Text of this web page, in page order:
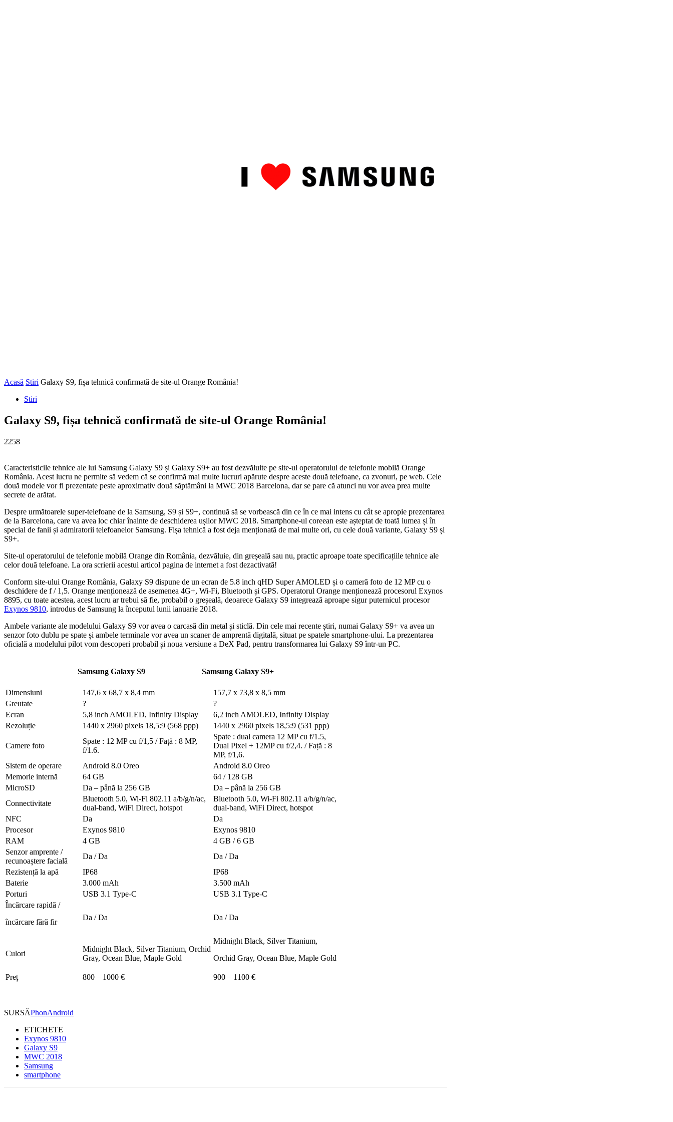
Acasă Stiri Galaxy S9, fișa tehnică confirmată de site-ul Orange România!
Stiri
Galaxy S9, fișa tehnică confirmată de site-ul Orange România!
2258
Caracteristicile tehnice ale lui Samsung Galaxy S9 și Galaxy S9+ au fost dezvăluite pe site-ul operatorului de telefonie mobilă Orange
România. Acest lucru ne permite să vedem că se confirmă mai multe lucruri apărute despre aceste două telefoane, ca zvonuri, pe web. Cele
două modele vor fi prezentate peste aproximativ două săptămâni la MWC 2018 Barcelona, dar se pare că atunci nu vor avea prea multe
secrete de arătat.
Despre următoarele super-telefoane de la Samsung, S9 și S9+, continuă să se vorbească din ce în ce mai intens cu cât se apropie prezentarea
de la Barcelona, care va avea loc chiar înainte de deschiderea ușilor MWC 2018. Smartphone-ul coreean este așteptat de toată lumea și în
special de fanii și admiratorii telefoanelor Samsung. Fișa tehnică a fost deja menționată de mai multe ori, cu cele două variante, Galaxy S9 și
S9+.
Site-ul operatorului de telefonie mobilă Orange din România, dezvăluie, din greșeală sau nu, practic aproape toate specificațiile tehnice ale
celor două telefoane. La ora scrierii acestui articol pagina de internet a fost dezactivată!
Conform site-ului Orange România, Galaxy S9 dispune de un ecran de 5.8 inch qHD Super AMOLED și o cameră foto de 12 MP cu o
deschidere de f / 1,5. Orange menționează de asemenea 4G+, Wi-Fi, Bluetooth și GPS. Operatorul Orange menționează procesorul Exynos
8895, cu toate acestea, acest lucru ar trebui să fie, probabil o greșeală, deoarece Galaxy S9 integrează aproape sigur puternicul procesor
Exynos 9810, introdus de Samsung la începutul lunii ianuarie 2018.
Ambele variante ale modelului Galaxy S9 vor avea o carcasă din metal și sticlă. Din cele mai recente știri, numai Galaxy S9+ va avea un
senzor foto dublu pe spate și ambele terminale vor avea un scaner de amprentă digitală, situat pe spatele smartphone-ului. La prezentarea
oficială a modelului pilot vom descoperi probabil și noua versiune a DeX Pad, pentru transformarea lui Galaxy S9 într-un PC.
Samsung Galaxy S9 Samsung Galaxy S9+
Dimensiuni 147,6 x 68,7 x 8,4 mm
157,7 x 73,8 x 8,5 mm
Greutate
?
?
Ecran
5,8 inch AMOLED, Infinity Display
6,2 inch AMOLED, Infinity Display
Rezoluție
1440 x 2960 pixels 18,5:9 (568 ppp) 1440 x 2960 pixels 18,5:9 (531 ppp)
Camere foto
Spate : 12 MP cu f/1,5 / Față : 8 MP,
f/1.6.
Spate : dual camera 12 MP cu f/1.5,
Dual Pixel + 12MP cu f/2,4. / Față : 8
MP, f/1,6.
Sistem de operare
Android 8.0 Oreo
Android 8.0 Oreo
Memorie internă
64 GB
64 / 128 GB
MicroSD
Da – până la 256 GB
Da – până la 256 GB
Connectivitate
Bluetooth 5.0, Wi-Fi 802.11 a/b/g/n/ac,
dual-band, WiFi Direct, hotspot
Bluetooth 5.0, Wi-Fi 802.11 a/b/g/n/ac,
dual-band, WiFi Direct, hotspot
NFC
Da
Da
Procesor
Exynos 9810
Exynos 9810
RAM
4 GB
4 GB / 6 GB
Senzor amprente /
recunoaștere facială
Da / Da
Da / Da
Rezistență la apă
IP68
IP68
Baterie
3.000 mAh
3.500 mAh
Porturi
USB 3.1 Type-C
USB 3.1 Type-C
Încărcare rapidă /
încărcare fără fir
Da / Da Da / Da
Culori
Midnight Black, Silver Titanium, Orchid
Gray, Ocean Blue, Maple Gold
Midnight Black, Silver Titanium,
Orchid Gray, Ocean Blue, Maple Gold
Preț 800 – 1000 € 900 – 1100 €
SURSĂPhonAndroid
ETICHETE
Exynos 9810
Galaxy S9
MWC 2018
Samsung
smartphone